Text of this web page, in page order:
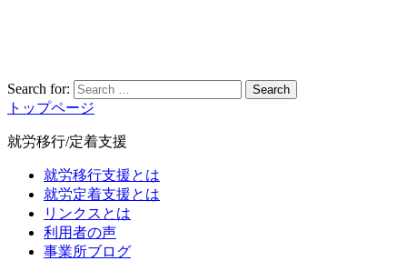
Search for: Search
トップページ
就労移行/定着支援
就労移行支援とは
就労定着支援とは
リンクスとは
利用者の声
事業所ブログ